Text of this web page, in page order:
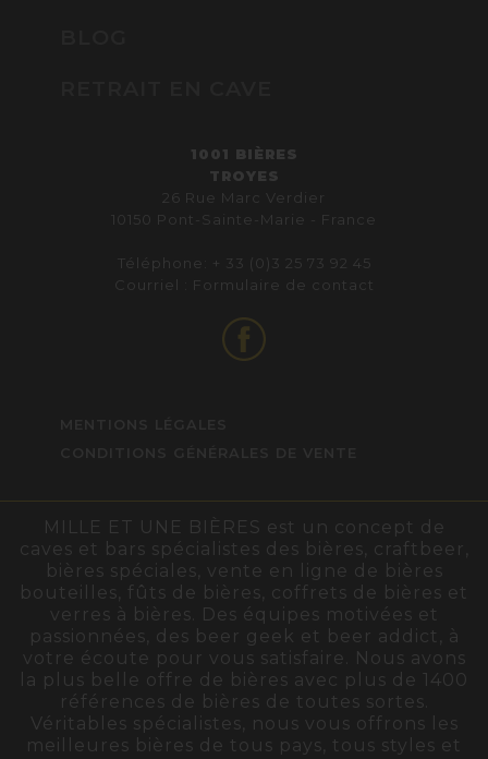
1001 BIÈRES
TROYES
26 Rue Marc Verdier
10150 Pont-Sainte-Marie - France
Téléphone: + 33 (0)3 25 73 92 45
Courriel : Formulaire de contact
MILLE ET UNE BIÈRES est un concept de
caves et bars spécialistes des bières, craftbeer,
bières spéciales, vente en ligne de bières
bouteilles, fûts de bières, coffrets de bières et
verres à bières. Des équipes motivées et
passionnées, des beer geek et beer addict, à
votre écoute pour vous satisfaire. Nous avons
la plus belle offre de bières avec plus de 1400
références de bières de toutes sortes.
Véritables spécialistes, nous vous offrons les
meilleures bières de tous pays, tous styles et